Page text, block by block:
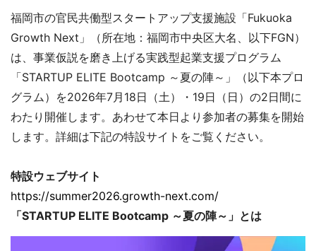
福岡市の官民共働型スタートアップ支援施設「Fukuoka
Growth Next」（所在地：福岡市中央区大名、以下FGN）
は、事業仮説を磨き上げる実践型起業支援プログラム
「STARTUP ELITE Bootcamp ～夏の陣～」（以下本プロ
グラム）を2026年7月18日（土）・19日（日）の2日間に
わたり開催します。あわせて本日より参加者の募集を開始
します。詳細は下記の特設サイトをご覧ください。
特設ウェブサイト
https://summer2026.growth-next.com/
「STARTUP ELITE Bootcamp ～夏の陣～」とは